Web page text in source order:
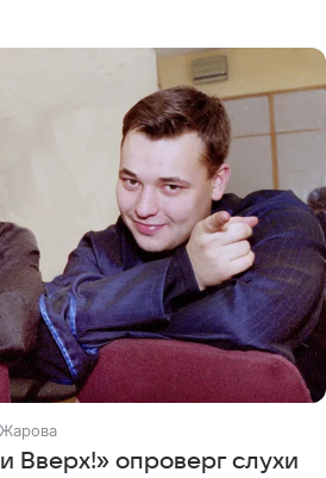
Вверх!» опроверг слухи